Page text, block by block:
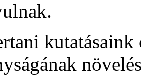
kutatásaink